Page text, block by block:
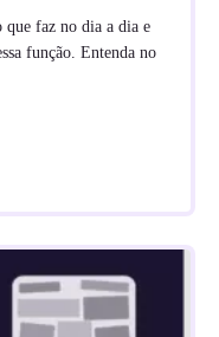
faz no dia a dia e
função. Entenda no